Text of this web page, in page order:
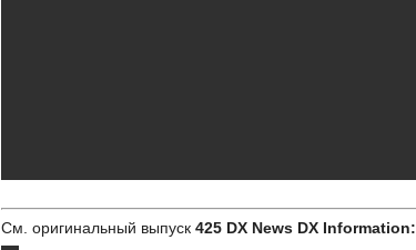
См. оригинальный выпуск425 DX News DX Information: